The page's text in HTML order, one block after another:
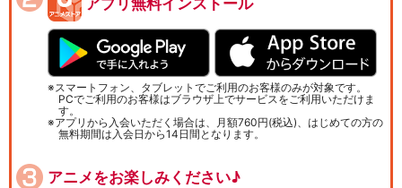
アプリ無料インストール
スマートフォン、タブレットでご利用のお客様のみが対象です。
PCでご利用のお客様はブラウザ上でサービスをご利用いただけま
す。
アプリから入会いただく場合は、月額760円(税込)、はじめての方の
無料期間は入会日から14日間となります。
アニメをお楽しみください♪